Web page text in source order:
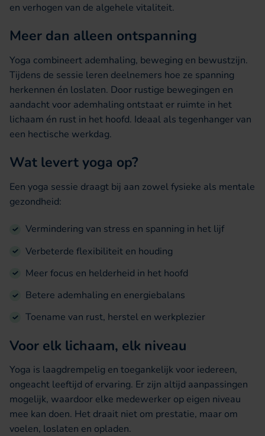
en verhogen van de algehele vitaliteit.
Meer dan alleen ontspanning
Yoga combineert ademhaling, beweging en bewustzijn.
Tijdens de sessie leren deelnemers hoe ze spanning
herkennen én loslaten. Door rustige bewegingen en
aandacht voor ademhaling ontstaat er ruimte in het
lichaam én rust in het hoofd. Ideaal als tegenhanger van
een hectische werkdag.
Wat levert yoga op?
Een yoga sessie draagt bij aan zowel fysieke als mentale
gezondheid:
Vermindering van stress en spanning in het lijf
Verbeterde flexibiliteit en houding
Meer focus en helderheid in het hoofd
Betere ademhaling en energiebalans
Toename van rust, herstel en werkplezier
Voor elk lichaam, elk niveau
Yoga is laagdrempelig en toegankelijk voor iedereen,
ongeacht leeftijd of ervaring. Er zijn altijd aanpassingen
mogelijk, waardoor elke medewerker op eigen niveau
mee kan doen. Het draait niet om prestatie, maar om
voelen, loslaten en opladen.